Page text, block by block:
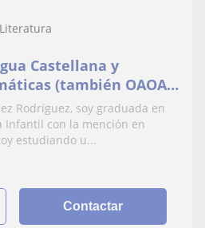
Castellana y
(también OAOA),
Ciencias Naturales
Rodríguez, soy graduada en
Infantil con la mención en
estudiando u...
Contactar